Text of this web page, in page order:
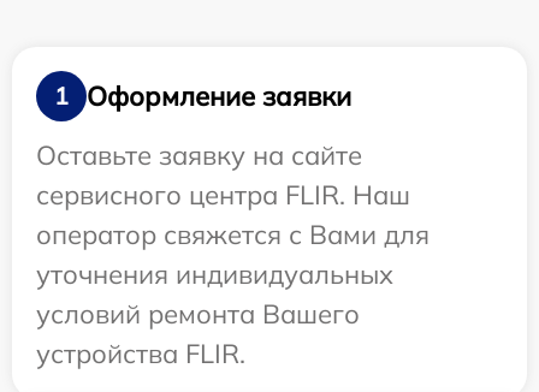
1
Оформление заявки
Оставьте заявку на сайте
сервисного центра FLIR. Наш
оператор свяжется с Вами для
уточнения индивидуальных
условий ремонта Вашего
устройства FLIR.